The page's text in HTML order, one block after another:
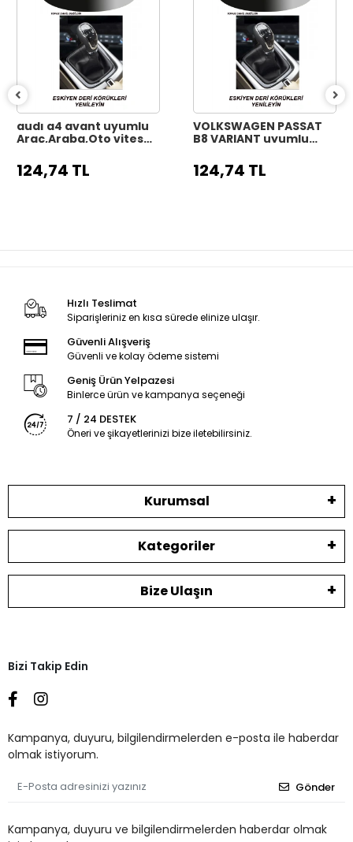
audı a4 avant uyumlu
Araç,Araba,Oto vites
124,74 TL
VOLKSWAGEN PASSAT
B8 VARIANT uyumlu
körüğü siyah dikiş
124,74 TL
Hızlı Teslimat
Siparişleriniz en kısa sürede elinize ulaşır.
Güvenli Alışveriş
Güvenli ve kolay ödeme sistemi
Geniş Ürün Yelpazesi
Binlerce ürün ve kampanya seçeneği
7 / 24 DESTEK
Öneri ve şikayetlerinizi bize iletebilirsiniz.
Kurumsal
Kategoriler
Bize Ulaşın
Bizi Takip Edin
Kampanya, duyuru, bilgilendirmelerden e-posta ile haberdar
olmak istiyorum.
Gönder
Kampanya, duyuru ve bilgilendirmelerden haberdar olmak